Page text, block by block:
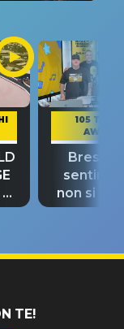
105 TAKE
AWAY
Bresh:
non si
fino alla
TE!